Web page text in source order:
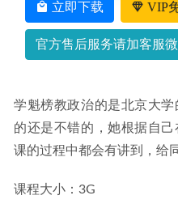
立即下载 VIP
官方售后服务请加客服
学魁榜教政治的是北京大
的还是不错的，她根据自
课的过程中都会有讲到，给
课程大小：3G